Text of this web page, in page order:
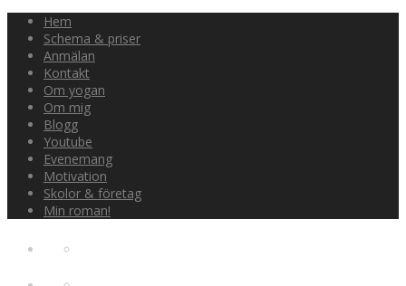
Hem
Schema & priser
Anmälan
Kontakt
Om yogan
Om mig
Blogg
Youtube
Evenemang
Motivation
Skolor & företag
Min roman!